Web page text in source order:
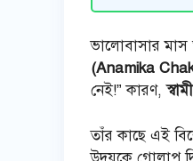
ভালোবাসার মাস
(Anamika
নেই!” কারণ,
তাঁর কাছে এই